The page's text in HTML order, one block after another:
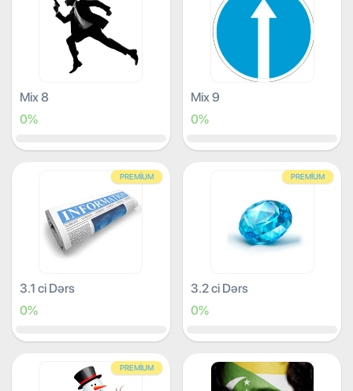
Mix 8
0%
Mix 9
0%
PREMIUM
3.1 ci Dərs
0%
PREMIUM
3.2 ci Dərs
0%
PREMIUM